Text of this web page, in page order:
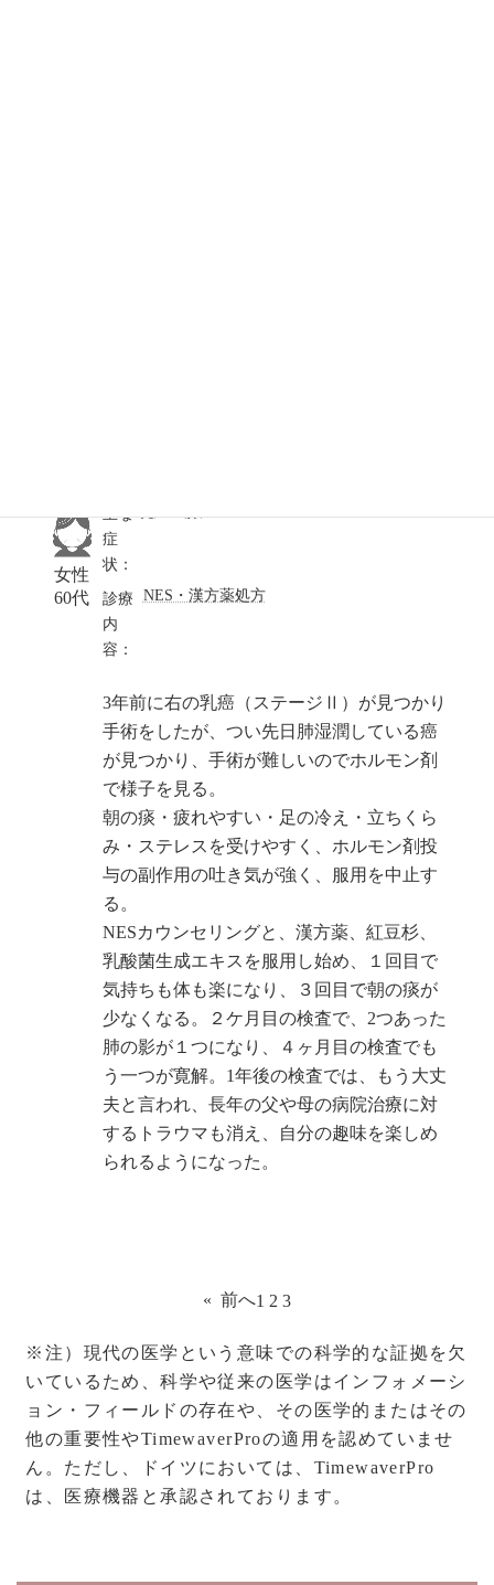
女性
60代
主な
症
状：
診療
内
容：
NES・漢方薬処方
3年前に右の乳癌（ステージⅡ）が見つかり
手術をしたが、つい先日肺湿潤している癌
が見つかり、手術が難しいのでホルモン剤
で様子を見る。
朝の痰・疲れやすい・足の冷え・立ちくら
み・ステレスを受けやすく、ホルモン剤投
与の副作用の吐き気が強く、服用を中止す
る。
NESカウンセリングと、漢方薬、紅豆杉、
乳酸菌生成エキスを服用し始め、１回目で
気持ちも体も楽になり、３回目で朝の痰が
少なくなる。２ケ月目の検査で、2つあった
肺の影が１つになり、４ヶ月目の検査でも
う一つが寛解。1年後の検査では、もう大丈
夫と言われ、長年の父や母の病院治療に対
するトラウマも消え、自分の趣味を楽しめ
られるようになった。
« 前へ1 2 3
※注）現代の医学という意味での科学的な証拠を欠
いているため、科学や従来の医学はインフォメーシ
ョン・フィールドの存在や、その医学的またはその
他の重要性やTimewaverProの適用を認めていませ
ん。ただし、ドイツにおいては、TimewaverPro
は、医療機器と承認されております。